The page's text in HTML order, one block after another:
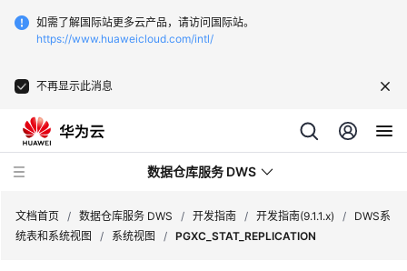
如需了解国际站更多云产品，请访问国际站。
https://www.huaweicloud.com/intl/
不再显示此消息
数据仓库服务 DWS
文档首页 / 数据仓库服务 DWS / 开发指南 / 开发指南(9.1.1.x) /
DWS系
统表和系统视图
/ 系统视图 / PGXC_STAT_REPLICATION